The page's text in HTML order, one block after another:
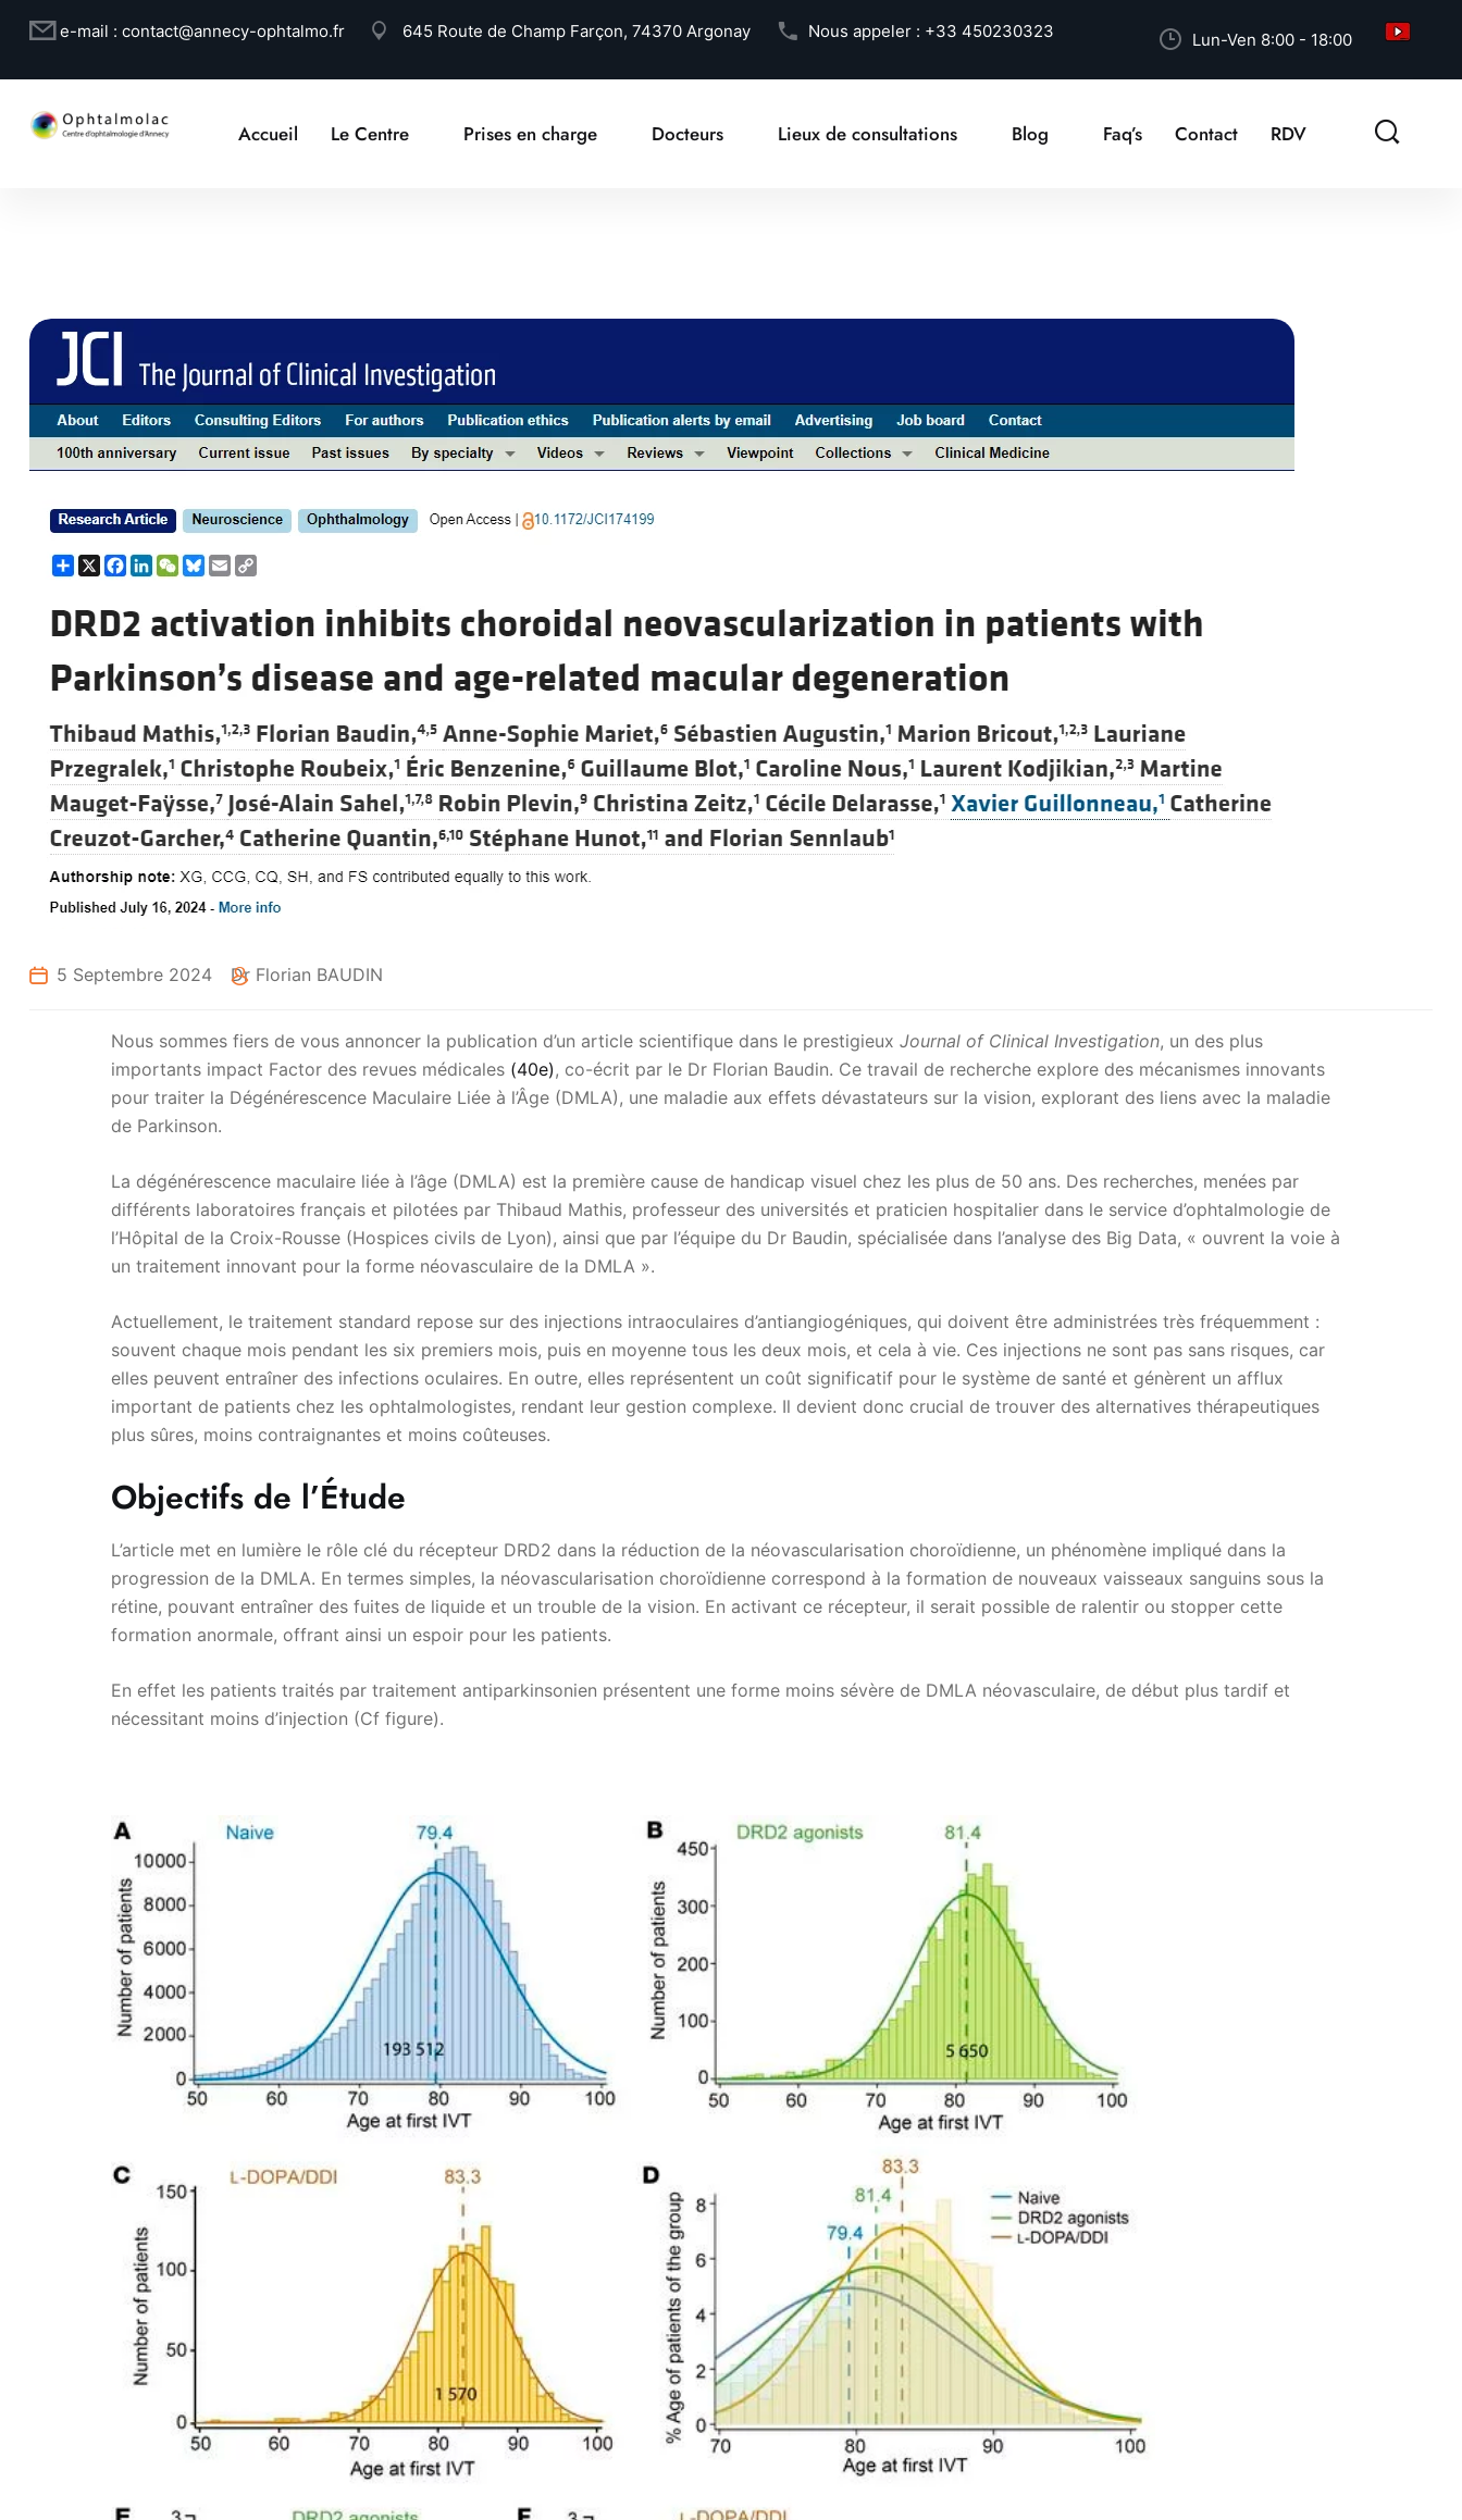
e-mail : contact@annecy-ophtalmo.fr 645 Route de Champ Farçon, 74370 Argonay Nous appeler : +33 450230323 Lun-Ven 8:00 - 18:00
Accueil Le Centre Prises en charge Docteurs Lieux de consultations Blog Faq’s Contact RDV
5 Septembre 2024 Dr Florian BAUDIN
Nous sommes fiers de vous annoncer la publication d’un article scientifique dans le prestigieux Journal of Clinical Investigation, un des plus
importants impact Factor des revues médicales (40e), co-écrit par le Dr Florian Baudin. Ce travail de recherche explore des mécanismes innovants
pour traiter la Dégénérescence Maculaire Liée à l’Âge (DMLA), une maladie aux effets dévastateurs sur la vision, explorant des liens avec la maladie
de Parkinson.
La dégénérescence maculaire liée à l’âge (DMLA) est la première cause de handicap visuel chez les plus de 50 ans. Des recherches, menées par
différents laboratoires français et pilotées par Thibaud Mathis, professeur des universités et praticien hospitalier dans le service d’ophtalmologie de
l’Hôpital de la Croix-Rousse (Hospices civils de Lyon), ainsi que par l’équipe du Dr Baudin, spécialisée dans l’analyse des Big Data, « ouvrent la voie à
un traitement innovant pour la forme néovasculaire de la DMLA ».
Actuellement, le traitement standard repose sur des injections intraoculaires d’antiangiogéniques, qui doivent être administrées très fréquemment :
souvent chaque mois pendant les six premiers mois, puis en moyenne tous les deux mois, et cela à vie. Ces injections ne sont pas sans risques, car
elles peuvent entraîner des infections oculaires. En outre, elles représentent un coût significatif pour le système de santé et génèrent un afflux
important de patients chez les ophtalmologistes, rendant leur gestion complexe. Il devient donc crucial de trouver des alternatives thérapeutiques
plus sûres, moins contraignantes et moins coûteuses.
Objectifs de l’Étude
L’article met en lumière le rôle clé du récepteur DRD2 dans la réduction de la néovascularisation choroïdienne, un phénomène impliqué dans la
progression de la DMLA. En termes simples, la néovascularisation choroïdienne correspond à la formation de nouveaux vaisseaux sanguins sous la
rétine, pouvant entraîner des fuites de liquide et un trouble de la vision. En activant ce récepteur, il serait possible de ralentir ou stopper cette
formation anormale, offrant ainsi un espoir pour les patients.
En effet les patients traités par traitement antiparkinsonien présentent une forme moins sévère de DMLA néovasculaire, de début plus tardif et
nécessitant moins d’injection (Cf figure).